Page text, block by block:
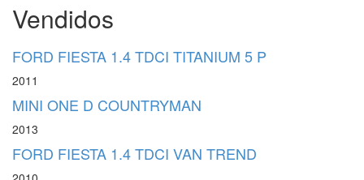
Vendidos
FORD FIESTA 1.4 TDCI TITANIUM 5 P
2011
MINI ONE D COUNTRYMAN
2013
FORD FIESTA 1.4 TDCI VAN TREND